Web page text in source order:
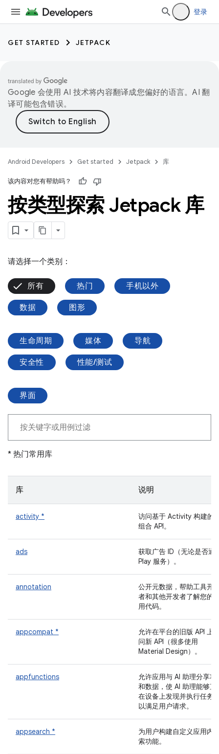
登录
GET STARTED JETPACK
Google 会使用 AI 技术将内容翻译成您偏好的语言。AI 翻
译可能包含错误。
Android Developers Get started Jetpack 库
该内容对您有帮助吗？
按类型探索 Jetpack 库
请选择一个类别：
所有 热门 手机以外
数据 图形
生命周期 媒体 导航
安全性 性能/测试
界面
* 热门常用库
库 说明
activity *
访问基于 Activity 构建的
组合 API。
ads
获取广告 ID（无论是否通
Play 服务）。
annotation
公开元数据，帮助工具开
者和其他开发者了解您的
用代码。
appcompat *
允许在平台的旧版 API 上
问新 API（很多使用
Material Design）。
appfunctions
允许应用与 AI 助理分享功
和数据，使 AI 助理能够直
在设备上发现并执行任务
以满足用户请求。
appsearch *
为用户构建自定义应用内
索功能。